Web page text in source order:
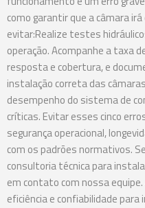
como garantir que a câmara
evitar:Realize testes
operação. Acompanhe a taxa
resposta e cobertura, e
instalação correta das
desempenho do sistema de
críticas. Evitar esses cinco
segurança operacional,
com os padrões normativos.
consultoria técnica para
em contato com nossa
eficiência e confiabilidade